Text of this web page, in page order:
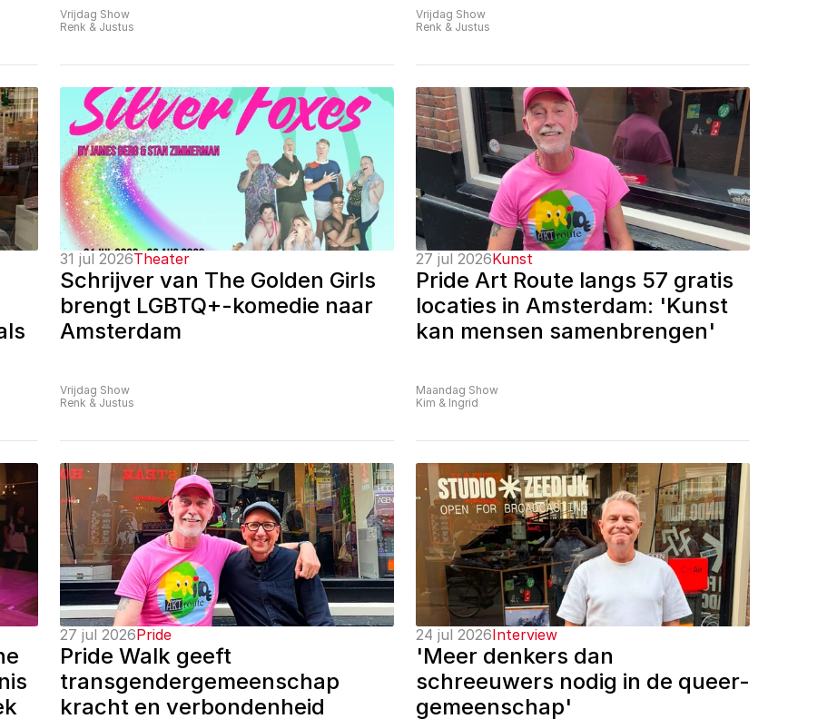
Vrijdag Show
Renk & Justus
Vrijdag Show
Renk & Justus
31 jul 2026Theater
Schrijver van The Golden Girls
brengt LGBTQ+-komedie naar
Amsterdam
Vrijdag Show
Renk & Justus
27 jul 2026Kunst
Pride Art Route langs 57 gratis
locaties in Amsterdam: 'Kunst
kan mensen samenbrengen'
Maandag Show
Kim & Ingrid
27 jul 2026Pride
Pride Walk geeft
transgendergemeenschap
kracht en verbondenheid
24 jul 2026Interview
'Meer denkers dan
schreeuwers nodig in de queer-
gemeenschap'